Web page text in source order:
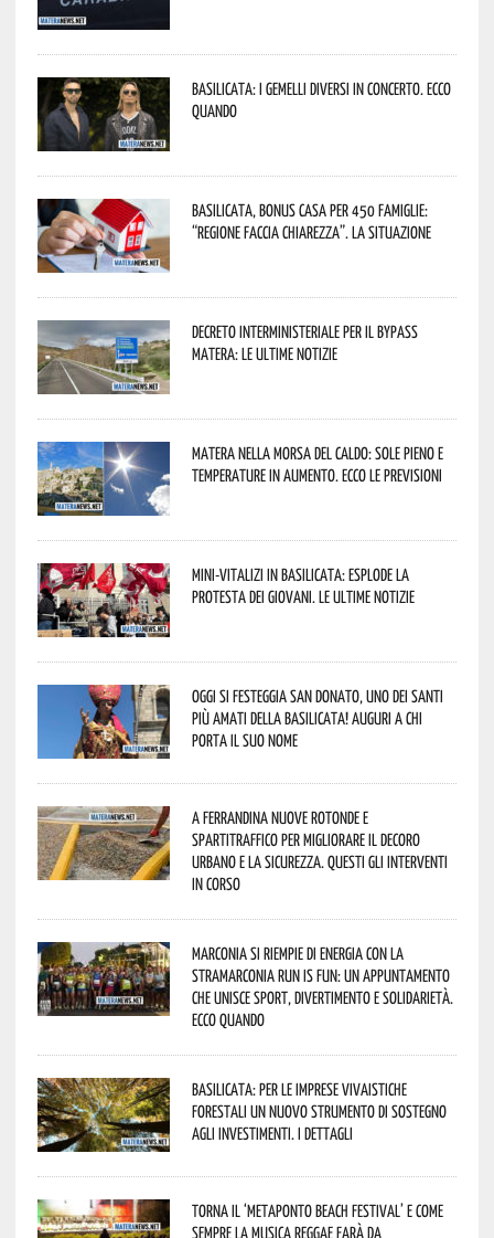
Basilicata: i Gemelli DiVersi in concerto. Ecco
quando
Basilicata, Bonus casa per 450 famiglie:
“Regione faccia chiarezza”. La situazione
Decreto interministeriale per il Bypass
Matera: le ultime notizie
Matera nella morsa del caldo: sole pieno e
temperature in aumento. Ecco le previsioni
Mini-vitalizi in Basilicata: esplode la
protesta dei giovani. Le ultime notizie
Oggi si festeggia San Donato, uno dei Santi
più amati della Basilicata! Auguri a chi
porta il suo nome
A Ferrandina nuove rotonde e
spartitraffico per migliorare il decoro
urbano e la sicurezza. Questi gli interventi
in corso
Marconia si riempie di energia con la
StraMarconia Run is Fun: un appuntamento
che unisce sport, divertimento e solidarietà.
Ecco quando
Basilicata: per le imprese vivaistiche
forestali un nuovo strumento di sostegno
agli investimenti. I dettagli
Torna il ‘Metaponto beach festival’ e come
sempre la musica reggae farà da